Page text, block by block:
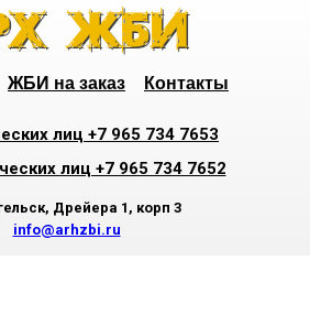
ЖБИ на заказ Контакты
лиц +7 965 734 7653
лиц +7 965 734 7652
Дрейера 1, корп 3
info@arhzbi.ru